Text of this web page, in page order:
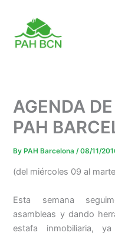
content
AGENDA
PAH
By PAH Barcelona/08/11/
(del miércoles 09 al
Esta semana
asambleas y dando
estafa inmobiliaria,